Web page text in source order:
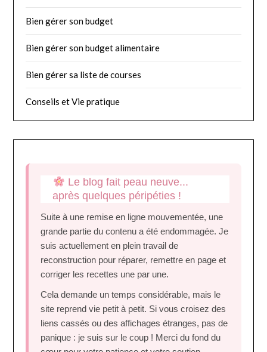
Bien gérer son budget
Bien gérer son budget alimentaire
Bien gérer sa liste de courses
Conseils et Vie pratique
Le blog fait peau neuve...
après quelques péripéties !
Suite à une remise en ligne mouvementée, une
grande partie du contenu a été endommagée. Je
suis actuellement en plein travail de
reconstruction pour réparer, remettre en page et
corriger les recettes une par une.
Cela demande un temps considérable, mais le
site reprend vie petit à petit. Si vous croisez des
liens cassés ou des affichages étranges, pas de
panique : je suis sur le coup ! Merci du fond du